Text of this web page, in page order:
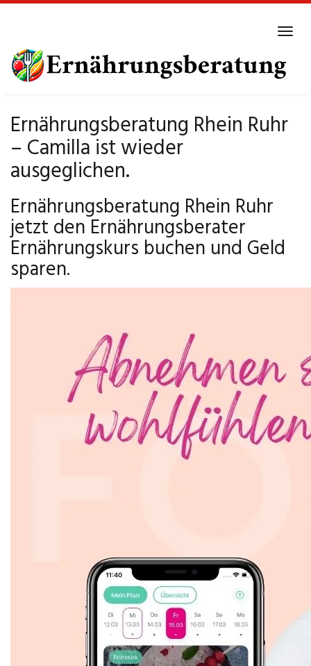
main
content
Ernährungsberatung Rhein Ruhr
– Camilla ist wieder
ausgeglichen.
Ernährungsberatung Rhein Ruhr
jetzt den Ernährungsberater
Ernährungskurs buchen und Geld
sparen.